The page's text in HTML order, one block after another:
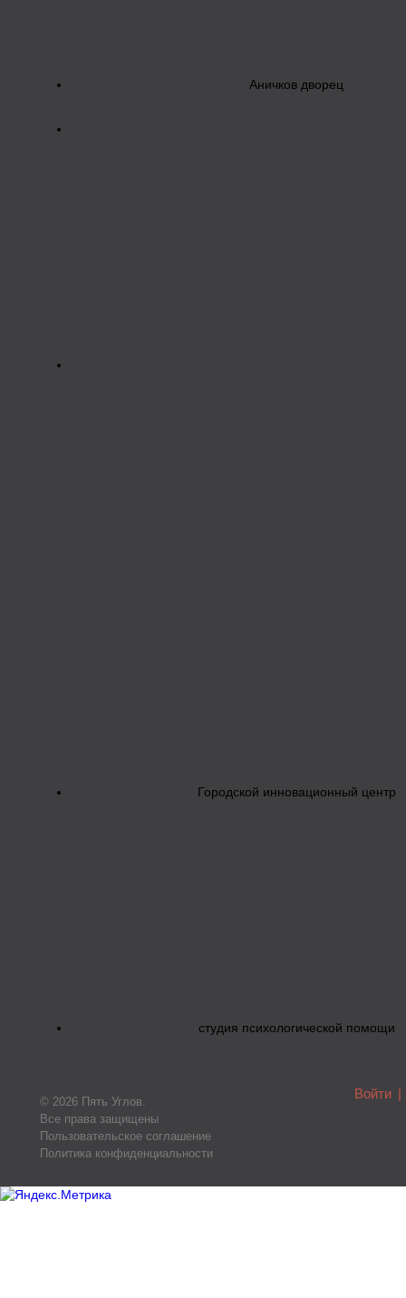
Аничков дворец
Городской инновационный центр
студия психологической помощи
© 2026 Пять Углов.
Все права защищены
Пользовательское соглашение
Политика конфиденциальности
Войти